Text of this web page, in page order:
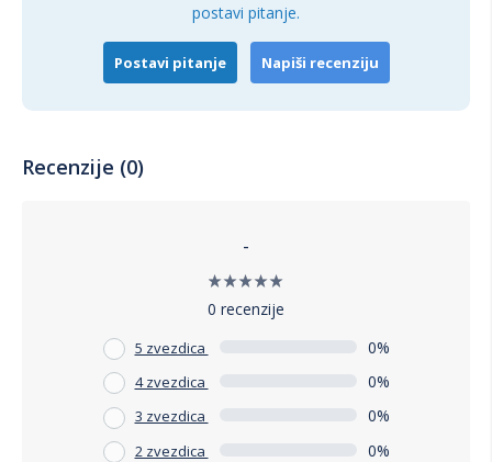
postavi pitanje.
Postavi pitanje Napiši recenziju
Recenzije (0)
-
0 recenzije
5 zvezdica 0%
4 zvezdica 0%
3 zvezdica 0%
2 zvezdica 0%